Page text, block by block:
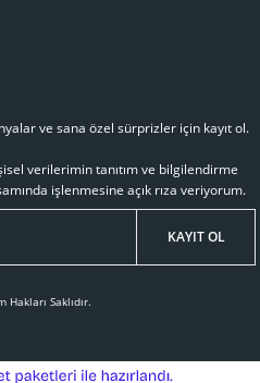
ve sana özel sürprizler için kayıt ol.
verilerimin tanıtım ve bilgilendirme
işlenmesine açık rıza veriyorum.
KAYIT OL
Hakları Saklıdır.
e-